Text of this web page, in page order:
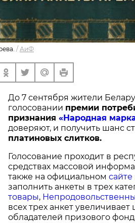
/ АиФ
До 7 сентября жители
голосовании премии
признания «Народная
доверяют, и получить шанс
платиновых слитков.
Голосование проходит в
средствах массовой
также на официальном сайте
заполнить анкеты в трех
товары,
всех трех анкет
обладателей призового